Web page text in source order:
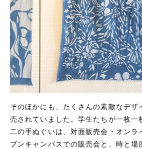
そのほかにも、たくさんの素敵なデザ
売されていました。学生たちが一枚一
二の手ぬぐいは、対面販売会・オンラ
プンキャンパスでの販売会と、時と場